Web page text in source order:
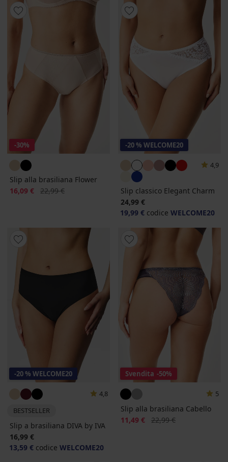
-30%
Slip alla brasiliana Flower
Sconto
16,09 € Prezzo originale
22,99 €
-20 % WELCOME20
4,9
Slip classico Elegant Charm
24,99 €
19,99 € codice WELCOME20
-20 % WELCOME20
4,8
BESTSELLER
Slip a brasiliana DIVA by IVA
16,99 €
13,59 € codice WELCOME20
Svendita -50%
5
Slip alla brasiliana Cabello
Sconto
11,49 € Prezzo originale
22,99 €